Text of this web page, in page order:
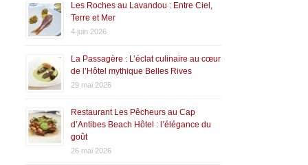
Les Roches au Lavandou : Entre Ciel,
Terre et Mer
4 juin 2026
La Passagère : L’éclat culinaire au cœur
de l’Hôtel mythique Belles Rives
29 mai 2026
Restaurant Les Pêcheurs au Cap
d’Antibes Beach Hôtel : l’élégance du
goût
26 mai 2026